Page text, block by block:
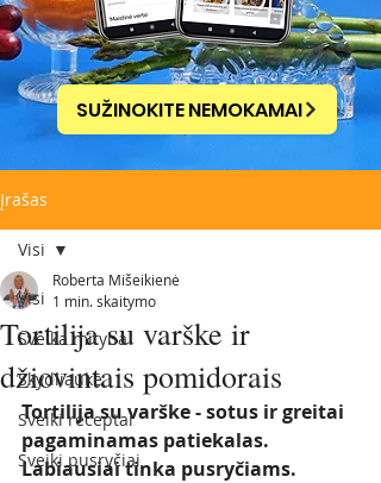
SUŽINOKITE NEMOKAMAI
Įrašas
Visi
Sveika mityba
Skydliaukė
Sveiki receptai
Sveiki pusryčiai
Visi
Tortilija su varške ir
džiovintais pomidorais
Roberta Mišeikienė
1 min. skaitymo
Tortilija su varške - sotus ir greitai
pagaminamas patiekalas.
Labiausiai tinka pusryčiams.